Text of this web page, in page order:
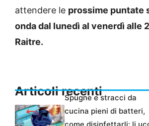
attendere le prossime puntate
onda dal lunedì al venerdì alle
Raitre.
Articoli recenti
Spugne e stracci da
cucina pieni di batteri,
come disinfettarli: li